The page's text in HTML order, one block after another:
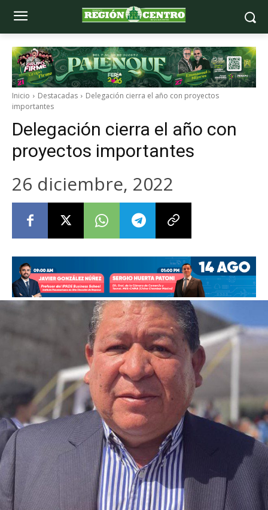
Inicio Destacadas
Delegación cierra el año con proyectos
importantes
Delegación cierra el año con
proyectos importantes
26 diciembre, 2022